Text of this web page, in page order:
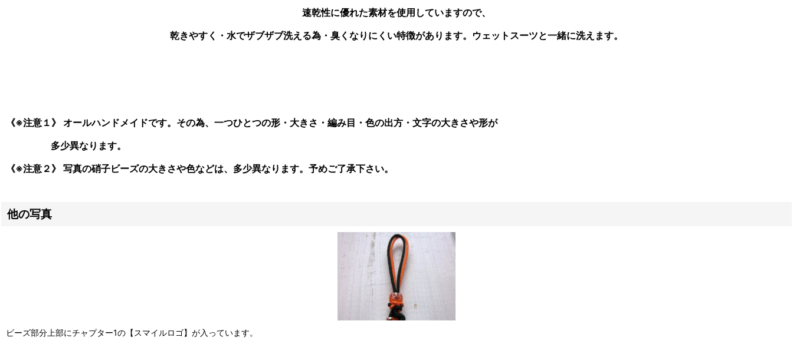
速乾性に優れた素材を使用していますので、
乾きやすく・水でザブザブ洗える為・臭くなりにくい特徴があります。ウェットスーツと一緒に洗えます。
《※注意１》 オールハンドメイドです。その為、一つひとつの形・大きさ・編み目・色の出方・文字の大きさや形が
多少異なります。
《※注意２》 写真の硝子ビーズの大きさや色などは、多少異なります。予めご了承下さい。
他の写真
ビーズ部分上部にチャプター1の【スマイルロゴ】が入っています。